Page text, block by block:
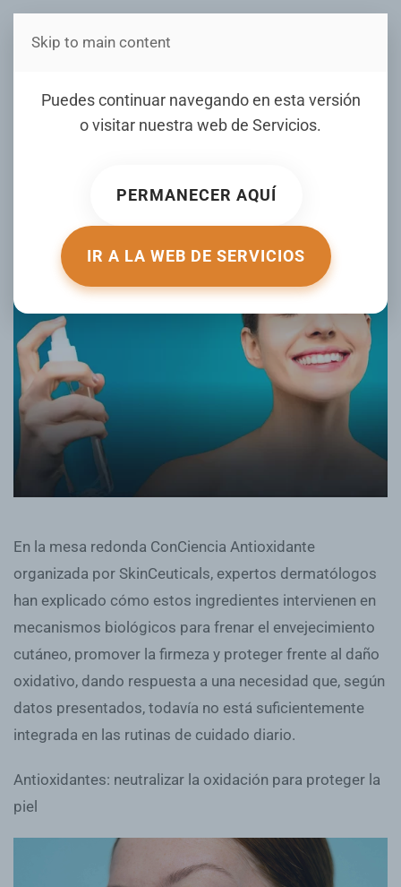
Estás en Telenord Medios
Puedes continuar navegando en esta versión
o visitar nuestra web de Servicios.
PERMANECER AQUÍ
IR A LA WEB DE SERVICIOS
Skip to main content
El poder de los
antioxidantes: mucho más
ESCRITO POR DIARIOLIBRE.COM EL25 MARZO 2026
En la mesa redonda ConCiencia Antioxidante
organizada por SkinCeuticals, expertos dermatólogos
han explicado cómo estos ingredientes intervienen en
mecanismos biológicos para frenar el envejecimiento
cutáneo, promover la firmeza y proteger frente al daño
oxidativo, dando respuesta a una necesidad que, según
datos presentados, todavía no está suficientemente
integrada en las rutinas de cuidado diario.
Antioxidantes: neutralizar la oxidación para proteger la
piel